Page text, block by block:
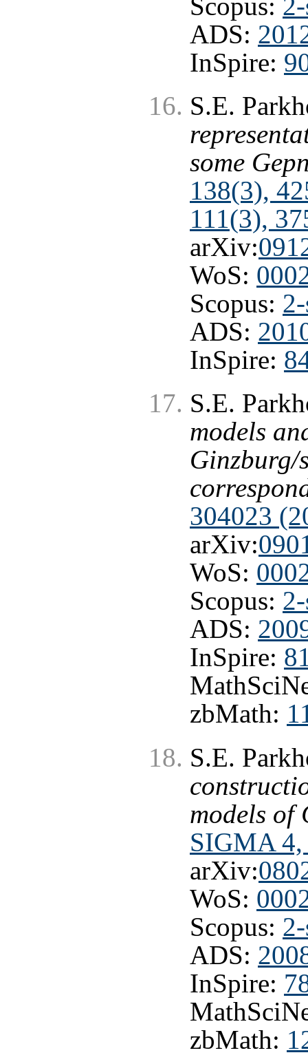
Scopus:
ADS:
InSpire:
S.E.
some
138(3),
111(3),
arXiv:
WoS:
Scopus:
ADS:
InSpire:
S.E.
models
Ginzburg/
304023
arXiv:
WoS:
Scopus:
ADS:
InSpire:
zbMath:
S.E.
models of
SIGMA 4,
arXiv:
WoS:
Scopus:
ADS:
InSpire:
zbMath: